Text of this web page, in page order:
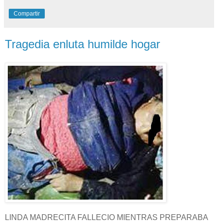
Compartir
Tragedia enluta humilde hogar
LINDA MADRECITA FALLECIO MIENTRAS PREPARABA